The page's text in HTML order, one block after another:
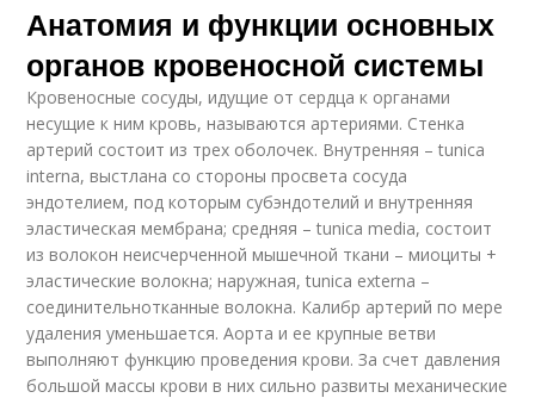
Анатомия и функции основных
органов кровеносной системы
Кровеносные сосуды, идущие от сердца к органами
несущие к ним кровь, называются артериями. Стенка
артерий состоит из трех оболочек. Внутренняя – tunica
interna, выстлана со стороны просвета сосуда
эндотелием, под которым субэндотелий и внутренняя
эластическая мембрана; средняя – tunica media, состоит
из волокон неисчерченной мышечной ткани – миоциты +
эластические волокна; наружная, tunica externa –
соединительнотканные волокна. Калибр артерий по мере
удаления уменьшается. Аорта и ее крупные ветви
выполняют функцию проведения крови. За счет давления
большой массы крови в них сильно развиты механические